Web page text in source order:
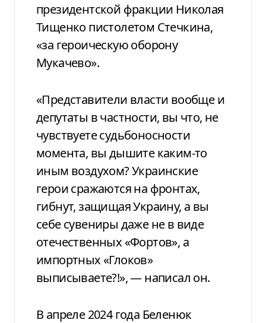
президентской фракции Николая
Тищенко пистолетом Стечкина,
«за героическую оборону
Мукачево».
«Представители власти вообще и
депутаты в частности, вы что, не
чувствуете судьбоносности
момента, вы дышите каким-то
иным воздухом? Украинские
герои сражаются на фронтах,
гибнут, защищая Украину, а вы
себе сувениры даже не в виде
отечественных «Фортов», а
импортных «Глоков»
выписываете?!», — написал он.
В апреле 2024 года Беленюк